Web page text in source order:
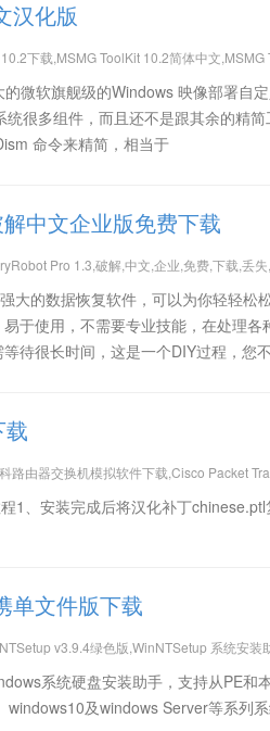
汉化版
下载,MSMG ToolKit 10.2简体中文,MSMG
微软旗舰级的Windows 映像部署自
很多组件，而且还不是跟其余的精
命令来精简，相当于
中文企业版免费下载
Pro 1.3,破解,中文,企业,免费,下载,丢
大的数据恢复软件，可以为你轻轻松
于使用，不需要专业技能，在处理各
待很长时间，这是一个DIY过程，您
路由器交换机模拟软件下载,Cisco Packet
1、安装完成后将汉化补丁
单文件版下载
v3.9.4绿色版,WinNTSetup 系统安装
系统硬盘安装助手，支持从PE和
及windows Server等系列